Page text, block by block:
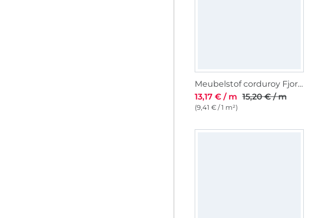
Meubelstof corduroy Fjord, lichtgrijs
13,17 € / m 15,20 € / m
(9,41 € / 1 m²)